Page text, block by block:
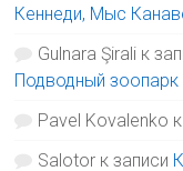
Кеннеди, Мыс
Gulnara Şirali к
Подводный
Pavel Kovalenko
Salotor к записи